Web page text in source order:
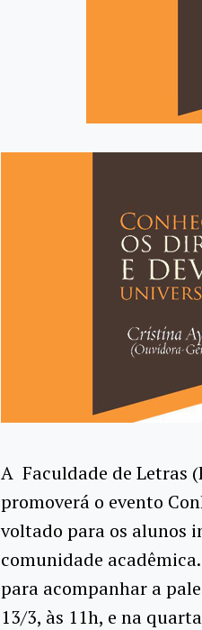
A Faculdade de Letras
promoverá o evento
voltado para os alunos
comunidade
para acompanhar a
13/3, às 11h, e na